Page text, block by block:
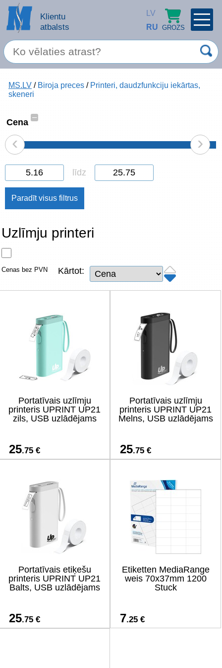
Klientu
atbalsts
LV
RU GROZS
Ieiet
Atcerēties
Spec. piedāvājums
Datoru piederumi
Tīkla produkti
TV, Foto un elektronika
Renewd tehnika, Outlet
MS.LV / Biroja preces / Printeri, daudzfunkciju iekārtas,
skeneri
Cena
–
‹ ›
līdz
Uzlīmju printeri
Cenas bez PVN Kārtot:
Portatīvais uzlīmju
printeris UPRINT UP21
zils, USB uzlādējams
25.75 €
Portatīvais uzlīmju
printeris UPRINT UP21
Melns, USB uzlādējams
25.75 €
Portatīvais etiķešu
printeris UPRINT UP21
Balts, USB uzlādējams
25.75 €
Etiketten MediaRange
weis 70x37mm 1200
Stuck
7.25 €